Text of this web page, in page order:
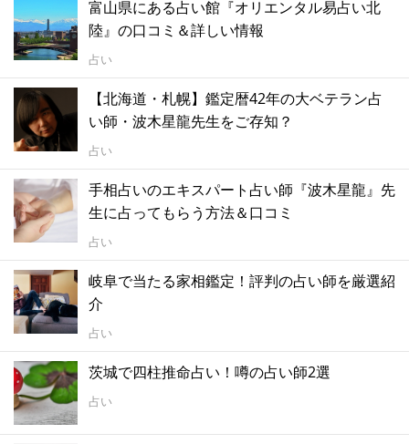
富山県にある占い館『オリエンタル易占い北
陸』の口コミ＆詳しい情報
占い
【北海道・札幌】鑑定暦42年の大ベテラン占
い師・波木星龍先生をご存知？
占い
手相占いのエキスパート占い師『波木星龍』先
生に占ってもらう方法＆口コミ
占い
岐阜で当たる家相鑑定！評判の占い師を厳選紹
介
占い
茨城で四柱推命占い！噂の占い師2選
占い